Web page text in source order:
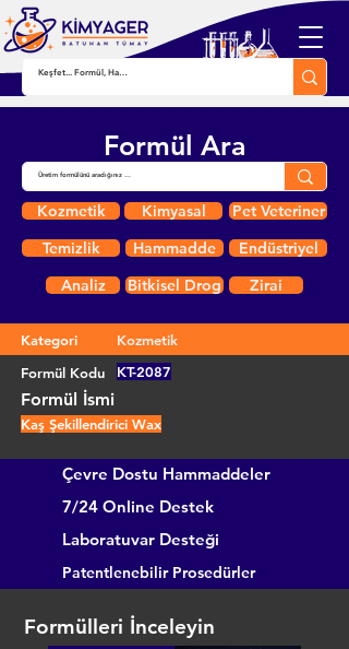
Formül Ara
Kozmetik Kimyasal
Pet Veteriner
Temizlik
Hammadde
Endüstriyel
Analiz
Bitkisel Drog Zirai
Kategori
Kozmetik
Formül Kodu
KT-2087
Formül İsmi
Kaş Şekillendirici Wax
Çevre Dostu Hammaddeler
7/24 Online Destek
Laboratuvar Desteği
Patentlenebilir Prosedürler
Formülleri İnceleyin